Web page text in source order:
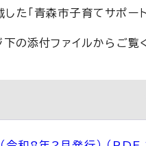
「青森市子育てサポート
下の添付ファイルからご覧